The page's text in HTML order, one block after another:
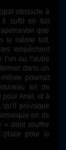
Il suffit en fait
que
le même toit,
empêchent
ou l’autre
dans un
même pourrait
lot de
pour Ariel, et à
provoque
en de
» dont souffre
place pour le